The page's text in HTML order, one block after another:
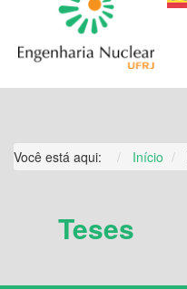
Você está aqui: Início
Teses